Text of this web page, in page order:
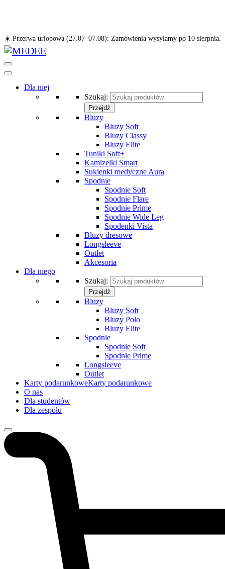
☀️ Przerwa urlopowa (27.07–07.08): Zamówienia wysyłamy po 10 sierpnia.
Dla niej
Szukaj:
Przejdź
Bluzy
Bluzy Soft
Bluzy Classy
Bluzy Elite
Tuniki Soft+
Kamizelki Smart
Sukienki medyczne Aura
Spodnie
Spodnie Soft
Spodnie Flare
Spodnie Prime
Spodnie Wide Leg
Spodenki Vista
Bluzy dresowe
Longsleeve
Outlet
Akcesoria
Dla niego
Szukaj:
Przejdź
Bluzy
Bluzy Soft
Bluzy Polo
Bluzy Elite
Spodnie
Spodnie Soft
Spodnie Prime
Longsleeve
Outlet
Karty podarunkoweKarty podarunkowe
O nas
Dla studentów
Dla zespołu